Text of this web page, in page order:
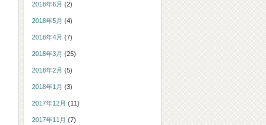
2018年6月 (2)
2018年5月 (4)
2018年4月 (7)
2018年3月 (25)
2018年2月 (5)
2018年1月 (3)
2017年12月 (11)
2017年11月 (7)